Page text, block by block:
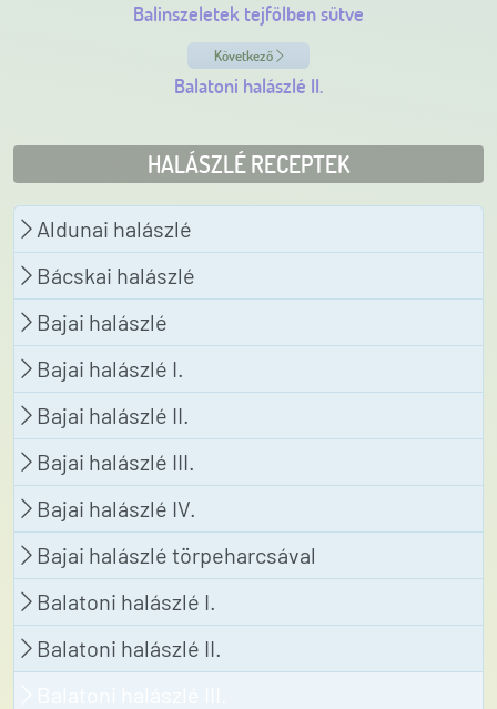
Balinszeletek tejfölben sütve
Következő
Balatoni halászlé II.
HALÁSZLÉ RECEPTEK
Aldunai halászlé
Bácskai halászlé
Bajai halászlé
Bajai halászlé I.
Bajai halászlé II.
Bajai halászlé III.
Bajai halászlé IV.
Bajai halászlé törpeharcsával
Balatoni halászlé I.
Balatoni halászlé II.